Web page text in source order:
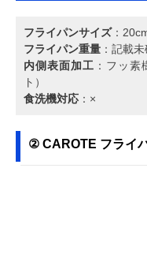
フライパンサイズ：
フライパン重量 ：記載
内側表面加工 ：フッ
ト）
食洗機対応 ：×
② ‎CAROTE フライ